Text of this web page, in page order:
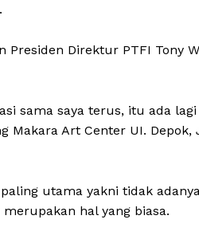
Direktur PTFI Tony
sama saya terus, itu ada
Art Center UI. Depok,
utama yakni tidak
hal yang biasa.